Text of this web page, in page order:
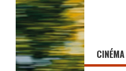
CINÉMA